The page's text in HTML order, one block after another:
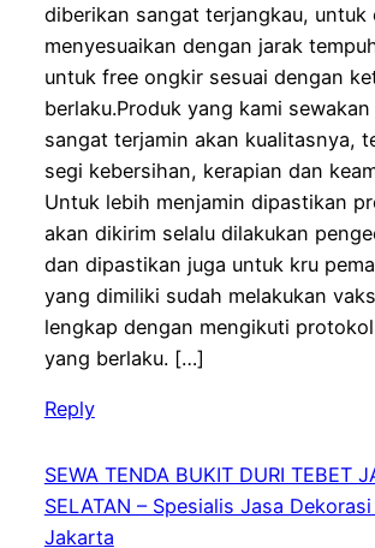
diberikan sangat terjangkau, untuk
menyesuaikan dengan jarak
untuk free ongkir sesuai dengan
berlaku.Produk yang kami
sangat terjamin akan kualitasnya,
segi kebersihan, kerapian dan
Untuk lebih menjamin dipastikan
akan dikirim selalu dilakukan
dan dipastikan juga untuk kru
yang dimiliki sudah melakukan
lengkap dengan mengikuti
yang berlaku. […]
Reply
SEWA TENDA BUKIT DURI TEBET
SELATAN – Spesialis Jasa
Jakarta